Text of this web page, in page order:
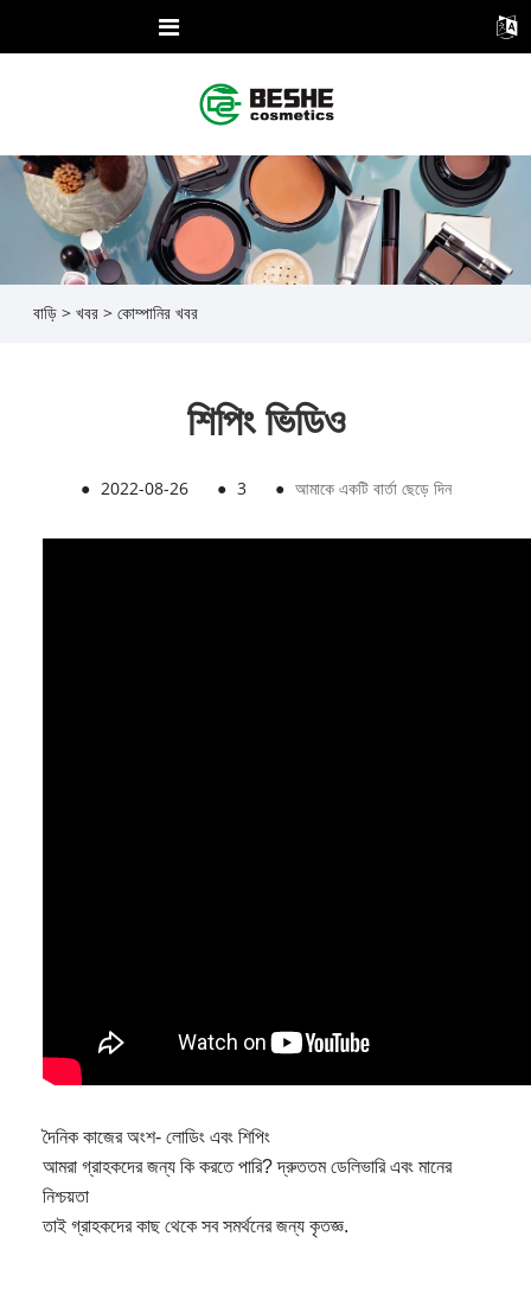
বাড়ি > খবর> কোম্পানির খবর
শিপিং ভিডিও
● 2022-08-26 ● 3 ● আমাকে একটি বার্তা ছেড়ে দিন
দৈনিক কাজের অংশ- লোডিং এবং শিপিং
আমরা গ্রাহকদের জন্য কি করতে পারি? দ্রুততম ডেলিভারি এবং মানের
নিশ্চয়তা
তাই গ্রাহকদের কাছ থেকে সব সমর্থনের জন্য কৃতজ্ঞ.